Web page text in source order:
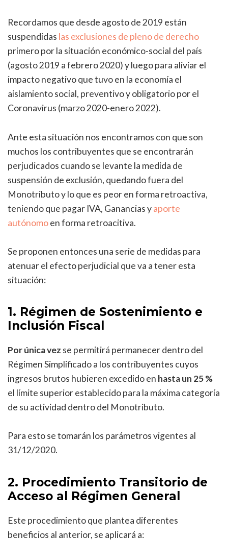
Recordamos que desde agosto de 2019 están
suspendidas las exclusiones de pleno de derecho
primero por la situación económico-social del país
(agosto 2019 a febrero 2020) y luego para aliviar el
impacto negativo que tuvo en la economía el
aislamiento social, preventivo y obligatorio por el
Coronavirus (marzo 2020-enero 2022).
Ante esta situación nos encontramos con que son
muchos los contribuyentes que se encontrarán
perjudicados cuando se levante la medida de
suspensión de exclusión, quedando fuera del
Monotributo y lo que es peor en forma retroactiva,
teniendo que pagar IVA, Ganancias yaporte
autónomoen forma retroacitiva.
Se proponen entonces una serie de medidas para
atenuar el efecto perjudicial que va a tener esta
situación:
1. Régimen de Sostenimiento e
Inclusión Fiscal
Por única vez se permitirá permanecer dentro del
Régimen Simplificado a los contribuyentes cuyos
ingresos brutos hubieren excedido en hasta un 25 %
el límite superior establecido para la máxima categoría
de su actividad dentro del Monotributo.
Para esto se tomarán los parámetros vigentes al
31/12/2020.
2. Procedimiento Transitorio de
Acceso al Régimen General
Este procedimiento que plantea diferentes
beneficios al anterior, se aplicará a: